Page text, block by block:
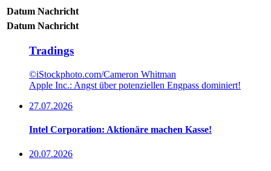
Datum Nachricht
Datum Nachricht
Tradings
©iStockphoto.com/Cameron Whitman
Apple Inc.: Angst über potenziellen Engpass dominiert!
27.07.2026
Intel Corporation: Aktionäre machen Kasse!
20.07.2026